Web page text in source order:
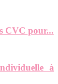
CVC pour...
à